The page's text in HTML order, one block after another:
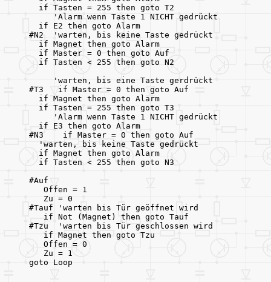
  if Tasten = 255 then goto T2
     'Alarm wenn Taste 1 NICHT gedrückt
  if E2 then goto Alarm
#N2  'warten, bis keine Taste gedrückt
  if Magnet then goto Alarm
  if Master = 0 then goto Auf
  if Tasten < 255 then goto N2
     'warten, bis eine Taste gerdrückt
#T3   if Master = 0 then goto Auf
  if Magnet then goto Alarm
  if Tasten = 255 then goto T3
     'Alarm wenn Taste 1 NICHT gedrückt
  if E3 then goto Alarm
#N3    if Master = 0 then goto Auf
  'warten, bis keine Taste gedrückt
  if Magnet then goto Alarm
  if Tasten < 255 then goto N3
#Auf
   Offen = 1
   Zu = 0
#Tauf 'warten bis Tür geöffnet wird
   if Not (Magnet) then goto Tauf
#Tzu  'warten bis Tür geschlossen wird
   if Magnet then goto Tzu
   Offen = 0
   Zu = 1
goto Loop